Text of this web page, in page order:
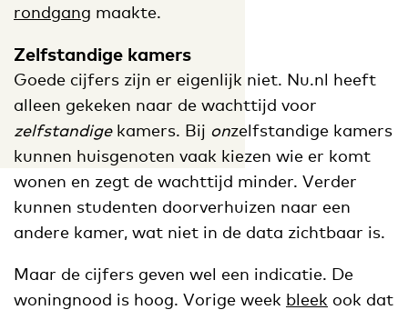
rondgang maakte.
Zelfstandige kamers
Goede cijfers zijn er eigenlijk niet. Nu.nl heeft
alleen gekeken naar de wachttijd voor
zelfstandigekamers. Bij onzelfstandige kamers
kunnen huisgenoten vaak kiezen wie er komt
wonen en zegt de wachttijd minder. Verder
kunnen studenten doorverhuizen naar een
andere kamer, wat niet in de data zichtbaar is.
Maar de cijfers geven wel een indicatie. De
woningnood is hoog. Vorige week bleek ook dat